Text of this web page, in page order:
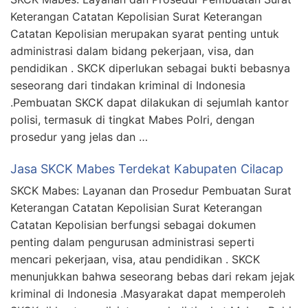
Keterangan Catatan Kepolisian Surat Keterangan
Catatan Kepolisian merupakan syarat penting untuk
administrasi dalam bidang pekerjaan, visa, dan
pendidikan . SKCK diperlukan sebagai bukti bebasnya
seseorang dari tindakan kriminal di Indonesia
.Pembuatan SKCK dapat dilakukan di sejumlah kantor
polisi, termasuk di tingkat Mabes Polri, dengan
prosedur yang jelas dan …
Jasa SKCK Mabes Terdekat Kabupaten Cilacap
SKCK Mabes: Layanan dan Prosedur Pembuatan Surat
Keterangan Catatan Kepolisian Surat Keterangan
Catatan Kepolisian berfungsi sebagai dokumen
penting dalam pengurusan administrasi seperti
mencari pekerjaan, visa, atau pendidikan . SKCK
menunjukkan bahwa seseorang bebas dari rekam jejak
kriminal di Indonesia .Masyarakat dapat memperoleh